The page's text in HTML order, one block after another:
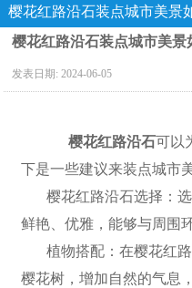
樱花红路沿石装点城市美景
樱花红路沿石装点城市美景
发表日期:2024-06-05
樱花红路沿石可以
下是一些建议来装点城市
樱花红路沿石选择：选
鲜艳、优雅，能够与周围
植物搭配：在樱花红路
樱花树，增加自然的气息